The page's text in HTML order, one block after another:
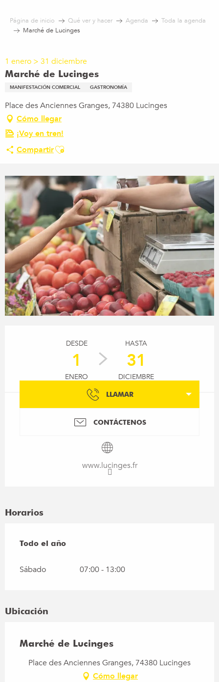
contenu
Página de inicio Qué ver y hacer Agenda
Toda la agenda
Marché de Lucinges
1 enero > 31 diciembre
Marché de Lucinges
MANIFESTACIÓN COMERCIAL GASTRONOMÍA
Place des Anciennes Granges, 74380 Lucinges
Cómo llegar
¡Voy en tren!
CompartirAjouter aux favoris
DESDE
1
ENERO
HASTA
31
DICIEMBRE
LLAMAR
CONTÁCTENOS
www.lucinges.fr
Horarios
Todo el año
Todo el año
Sábado 07:00 - 13:00
Ubicación
Marché de Lucinges
Place des Anciennes Granges, 74380 Lucinges
Cómo llegar